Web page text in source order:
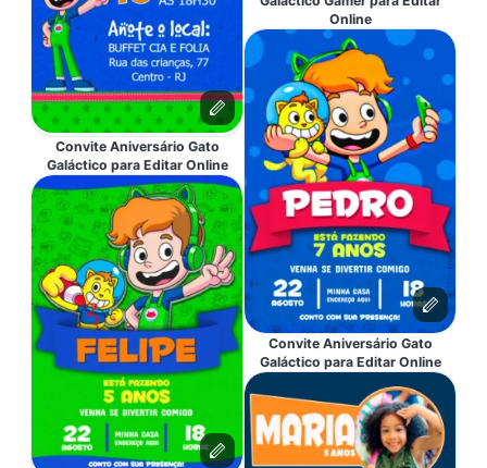
Convite Aniversário Gato
Galáctico para Editar Online
Online
Convite Aniversário Gato
Galáctico para Editar Online